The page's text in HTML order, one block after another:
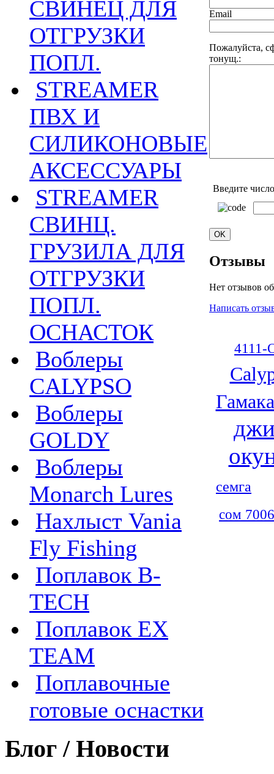
СВИНЕЦ ДЛЯ
ОТГРУЗКИ
ПОПЛ.
STREAMER
ПВХ И
СИЛИКОНОВЫЕ
АКСЕССУАРЫ
STREAMER
СВИНЦ.
ГРУЗИЛА ДЛЯ
ОТГРУЗКИ
ПОПЛ.
ОСНАСТОК
Воблеры
CALYPSO
Воблеры
GOLDY
Воблеры
Monarch Lures
Нахлыст Vania
Fly Fishing
Поплавок B-
TECH
Поплавок EX
TEAM
Поплавочные
готовые оснастки
Блог / Новости
Email
Пожалуйста,
тонущ.:
Введите
Отзывы
Нет отзывов
Написать
4111-
семга
сом